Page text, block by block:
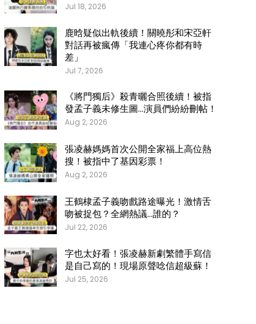
Jul 18, 2026
鹿晗疑似出軌後續！關曉彤和宋亞軒
對話再被瘋傳「我連心疼你都有時
差」
Jul 7, 2026
《將門獨后》殺青曬合照後續！被指
發孟子義未修生圖…演員們紛紛刪帖！
Aug 2, 2026
張凌赫媽媽首次公開全家福上高位熱
搜！被指中了基因彩票！
Aug 2, 2026
王鶴棣孟子義吻戲路途曝光！激情舌
吻被捉包？全網熱議…誰的？
Jul 22, 2026
字也太好看！張凌赫新劇繁體手寫信
是自己寫的！現場原聲唸信超級蘇！
Jul 25, 2026